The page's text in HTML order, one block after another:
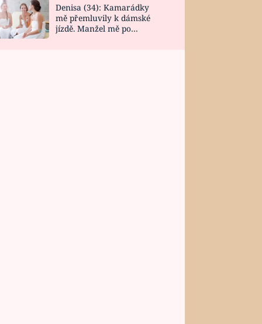
Denisa (34): Kamarádky
mě přemluvily k dámské
jízdě. Manžel mě po